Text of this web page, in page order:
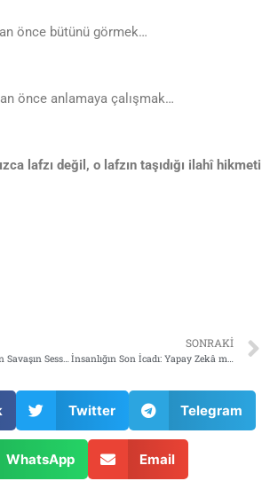
önce bütünü görmek…
önce anlamaya çalışmak…
lafzı değil, o lafzın taşıdığı ilahî hikmeti
IP Kameralar: Modern Savaşın Sessiz İstihbarat Aracı
SONRAKI
İnsanlığın Son İcadı: Yapay Zekâ mı, Yok Oluş mu
Twitter Telegram
WhatsApp Email